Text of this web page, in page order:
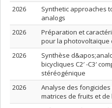
2026
Synthetic approaches
analogs
2026
Préparation et
pour la photovoltaïque
2026
Synthèse
bicycliques C2′ -C3′
stéréogénique
2026
Analyse des
matrices de fruits et de